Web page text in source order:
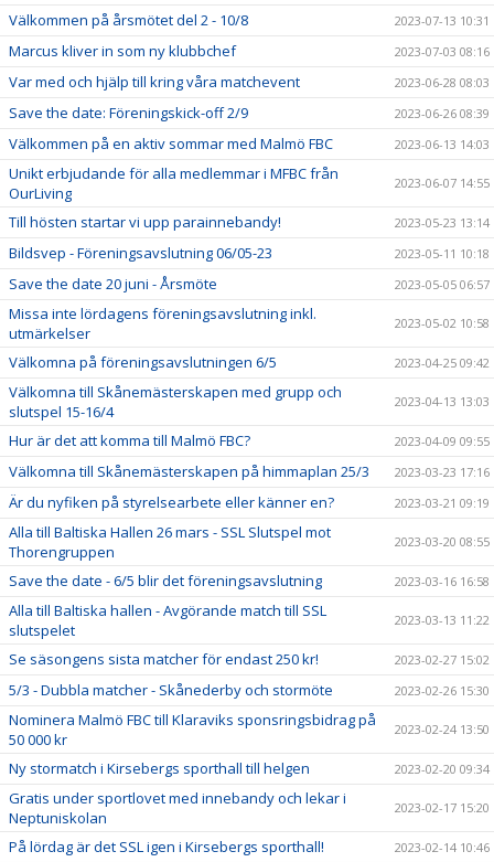
Välkommen på årsmötet del 2 - 10/8 2023-07-13 10:31
Marcus kliver in som ny klubbchef 2023-07-03 08:16
Var med och hjälp till kring våra matchevent 2023-06-28 08:03
Save the date: Föreningskick-off 2/9 2023-06-26 08:39
Välkommen på en aktiv sommar med Malmö FBC 2023-06-13 14:03
Unikt erbjudande för alla medlemmar i MFBC från
OurLiving
2023-06-07 14:55
Till hösten startar vi upp parainnebandy! 2023-05-23 13:14
Bildsvep - Föreningsavslutning 06/05-23 2023-05-11 10:18
Save the date 20 juni - Årsmöte 2023-05-05 06:57
Missa inte lördagens föreningsavslutning inkl.
utmärkelser
2023-05-02 10:58
Välkomna på föreningsavslutningen 6/5 2023-04-25 09:42
Välkomna till Skånemästerskapen med grupp och
slutspel 15-16/4
2023-04-13 13:03
Hur är det att komma till Malmö FBC? 2023-04-09 09:55
Välkomna till Skånemästerskapen på himmaplan 25/3 2023-03-23 17:16
Är du nyfiken på styrelsearbete eller känner en? 2023-03-21 09:19
Alla till Baltiska Hallen 26 mars - SSL Slutspel mot
Thorengruppen
2023-03-20 08:55
Save the date - 6/5 blir det föreningsavslutning 2023-03-16 16:58
Alla till Baltiska hallen - Avgörande match till SSL
slutspelet
2023-03-13 11:22
Se säsongens sista matcher för endast 250 kr! 2023-02-27 15:02
5/3 - Dubbla matcher - Skånederby och stormöte 2023-02-26 15:30
Nominera Malmö FBC till Klaraviks sponsringsbidrag på
50 000 kr
2023-02-24 13:50
Ny stormatch i Kirsebergs sporthall till helgen 2023-02-20 09:34
Gratis under sportlovet med innebandy och lekar i
Neptuniskolan
2023-02-17 15:20
På lördag är det SSL igen i Kirsebergs sporthall! 2023-02-14 10:46